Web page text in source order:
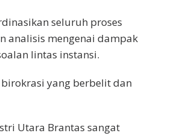
seluruh proses
analisis mengenai dampak
lintas instansi.
yang berbelit dan
Utara Brantas sangat